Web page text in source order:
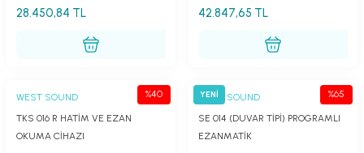
28.450,84 TL 42.847,65 TL
%40
WEST SOUND
TKS 016 R HATİM VE EZAN
OKUMA CİHAZI
YENİ %65
WEST SOUND
SE 014 (DUVAR TİPİ) PROGRAMLI
EZANMATİK